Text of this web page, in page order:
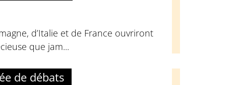
d’Italie et de France ouvriront
que jam...
de débats